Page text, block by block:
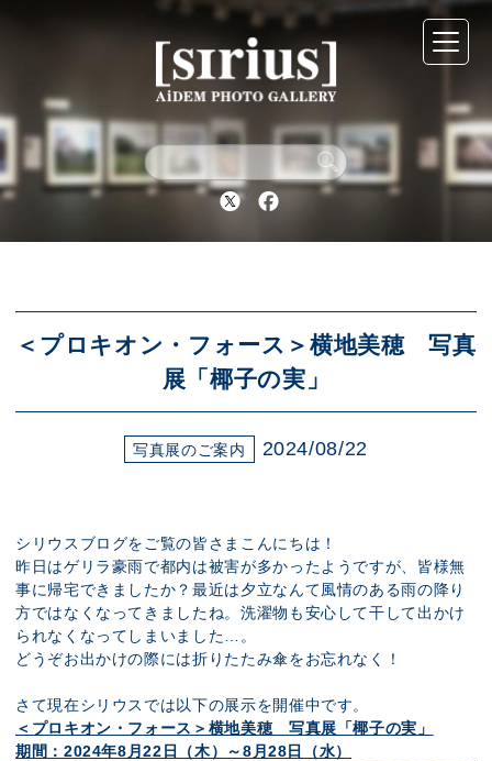
Twitter Facebook
＜プロキオン・フォース＞横地美穂 写真
展「椰子の実」
写真展のご案内 2024/08/22
シリウスブログをご覧の皆さまこんにちは！
昨日はゲリラ豪雨で都内は被害が多かったようですが、皆様無
事に帰宅できましたか？最近は夕立なんて風情のある雨の降り
方ではなくなってきましたね。洗濯物も安心して干して出かけ
られなくなってしまいました…。
どうぞお出かけの際には折りたたみ傘をお忘れなく！
さて現在シリウスでは以下の展示を開催中です。
＜プロキオン・フォース＞横地美穂 写真展「椰子の実」
期間：2024年8月22日（木）～8月28日（水）
シリウスについて
展示スケジュール
アクセス
ブログ